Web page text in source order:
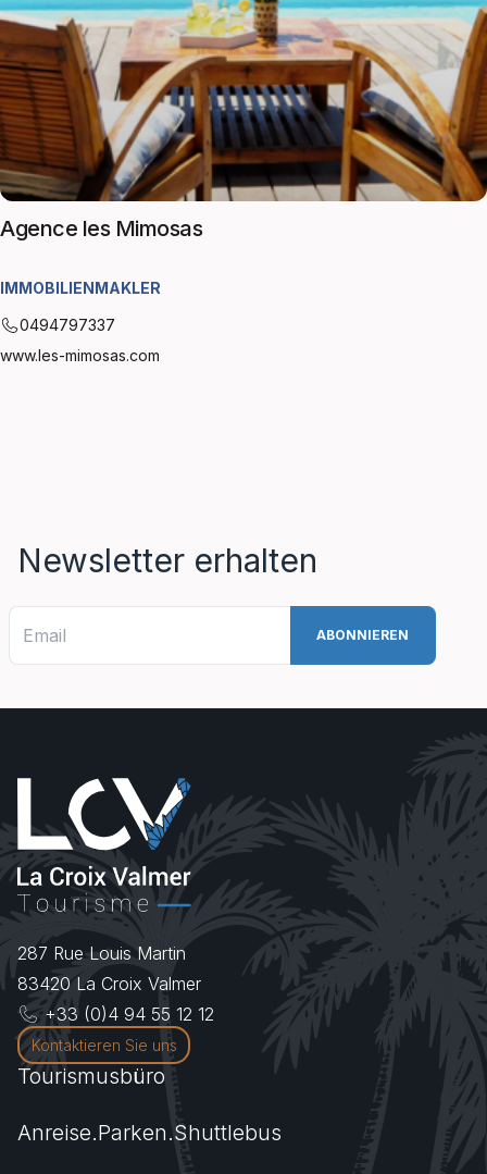
Agence les Mimosas
IMMOBILIENMAKLER
0494797337
www.les-mimosas.com
Newsletter erhalten
287 Rue Louis Martin
83420 La Croix Valmer
+33 (0)4 94 55 12 12
Kontaktieren Sie uns
Tourismusbüro
Anreise.Parken.Shuttlebus